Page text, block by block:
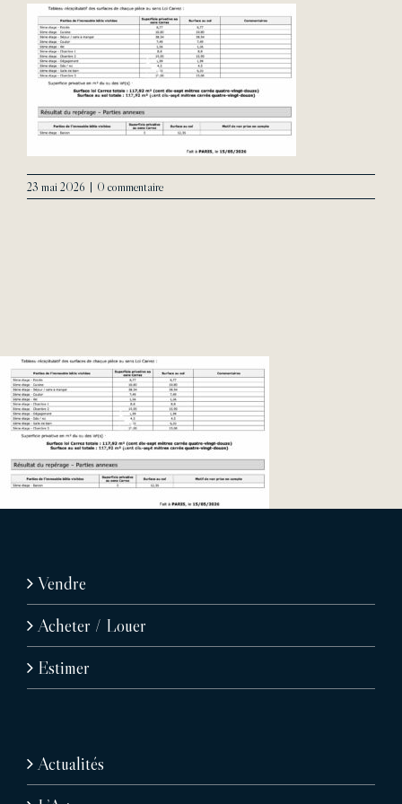
Contact
23 mai 2026 | 0 commentaire
Vendre
Acheter / Louer
Estimer
Actualités